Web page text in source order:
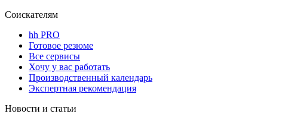
Соискателям
hh PRO
Готовое резюме
Все сервисы
Хочу у вас работать
Производственный календарь
Экспертная рекомендация
Новости и статьи